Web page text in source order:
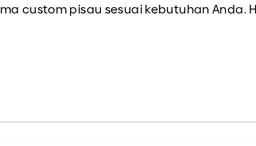
custom pisau sesuai kebutuhan Anda.